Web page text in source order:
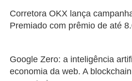
Corretora OKX lança
Premiado com prêmio de até
Google Zero: a inteligência
economia da web. A